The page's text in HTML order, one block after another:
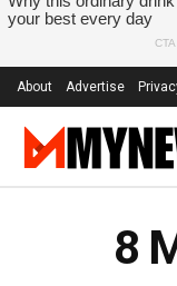
About Advertise
8